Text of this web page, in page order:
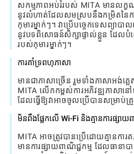
សកម្មភាពអប់រំរបស់ MITA មានលក្
នូវលំហាត់ដែលសមស្របនឹងកម្រិតនៃកា
កុមារម្នាក់ៗ។ វាប្រើបច្ចេកទេសព្យាប
នូវបទពិសោធន៍សិក្សាផ្ទាល់ខ្លួន ដែលបំព
របស់កុមារម្នាក់ៗ។
ការគាំទ្រពហុភាសា
មានជាភាសាច្រើន រួមទាំងភាសាអង់គ្ល
MITA លើកកម្ពស់ការអភិវឌ្ឍភាសានៅ
ដែលធ្វើឱ្យវាអាចចូលប្រើបានសម្រា
មិនពឹងផ្អែកលើ Wi-Fi និងគ្មានការផ្សាយ
MITA អាច​ត្រូវ​បាន​ប្រើ​ដោយ​គ្មាន​ក
មាន​ការ​ផ្សាយ​ពាណិជ្ជកម្ម ដែល​ធានា​